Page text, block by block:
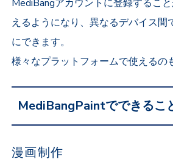
MediBangアカウントに登録するこ
えるようになり、異なるデバイス間
にできます。
様々なプラットフォームで使えるの
MediBangPaintでできるこ
漫画制作